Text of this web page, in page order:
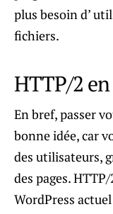
plus besoin d’
fichiers.
HTTP/2
En bref, passer
bonne idée, car
des utilisateurs,
des pages.
WordPress